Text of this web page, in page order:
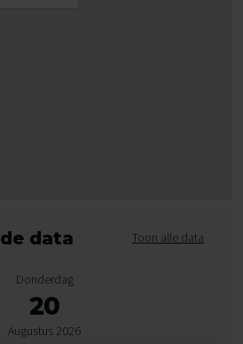
data Toon alle data
Donderdag
20
Augustus 2026